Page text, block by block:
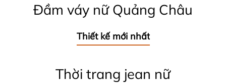
Đầm váy nữ Quảng Châu
Thiết kế mới nhất
Thời trang jean nữ